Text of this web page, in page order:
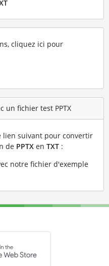
cliquez ici pour
un fichier test PPTX
lien suivant pour convertir
de PPTXen TXT:
notre fichier d'exemple